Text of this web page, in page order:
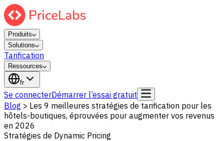
Produits
Solutions
Tarification
Ressources
fr
Se connecterDémarrer l’essai gratuit
Blog > Les 9 meilleures stratégies de tarification pour les
hôtels-boutiques, éprouvées pour augmenter vos revenus
en 2026
Stratégies de Dynamic Pricing